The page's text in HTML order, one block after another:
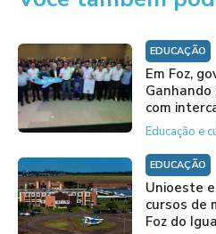
EDUCAÇÃO
Em Foz,
com
Educação e
EDUCAÇÃO
Unioeste
cursos de
Foz do